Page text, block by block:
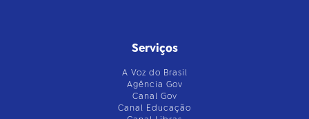
Serviços
A Voz do Brasil
Agência Gov
Canal Gov
Canal Educação